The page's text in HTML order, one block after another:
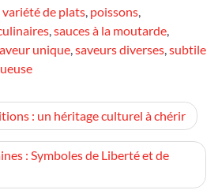
variété de plats, poissons,
,sauces à la moutarde,
unique,saveurs diverses,subtile
: un héritage culturel à chérir
: Symboles de Liberté et de